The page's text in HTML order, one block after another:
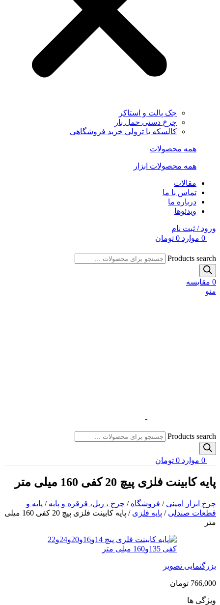
جک پالت و استاکر
چرخ دستی حمل بار
کالسکه یا ترولی خرید فروشگاهی
همه محصولات
همه محصولات ابزار
مقالات
تماس با ما
درباره ما
ویدئوها
ورود / ثبت نام
0 موارد 0 تومان
Products search
0 مقایسه
منو
Products search
0 موارد 0 تومان
پایه کابینت فلزی پیچ 20 کفی 160 میلی متر
چرخ ابزار امینی / فروشگاه / چرخ ، ریل، قرقره و پایه / پایه و
قطعات صندلی / پایه فلزی /
پایه کابینت فلزی پیچ 20 کفی 160 میلی
متر
بزرگنمایی تصویر
766,000 تومان
ویژگی ها